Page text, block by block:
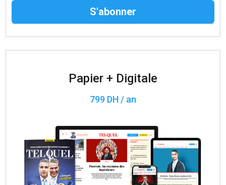
Des informations confidentielles résérvées aux
Papier + Digitale
799 DH / an